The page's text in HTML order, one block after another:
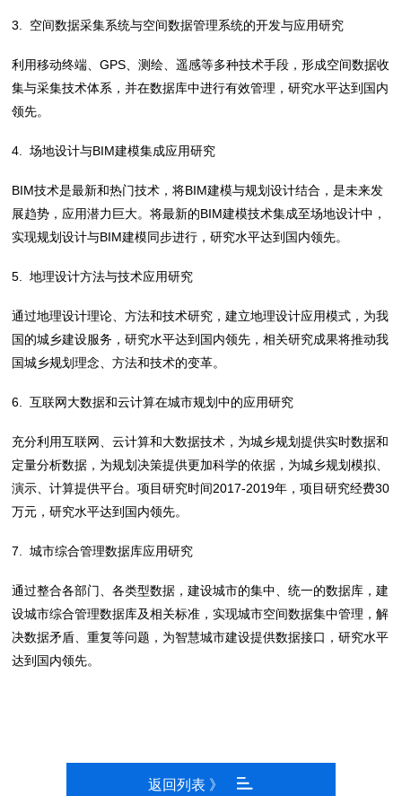
3. 空间数据采集系统与空间数据管理系统的开发与应用研究
利用移动终端、GPS、测绘、遥感等多种技术手段，形成空间数据收
集与采集技术体系，并在数据库中进行有效管理，研究水平达到国内
领先。
4. 场地设计与BIM建模集成应用研究
BIM技术是最新和热门技术，将BIM建模与规划设计结合，是未来发
展趋势，应用潜力巨大。将最新的BIM建模技术集成至场地设计中，
实现规划设计与BIM建模同步进行，研究水平达到国内领先。
5. 地理设计方法与技术应用研究
通过地理设计理论、方法和技术研究，建立地理设计应用模式，为我
国的城乡建设服务，研究水平达到国内领先，相关研究成果将推动我
国城乡规划理念、方法和技术的变革。
6. 互联网大数据和云计算在城市规划中的应用研究
充分利用互联网、云计算和大数据技术，为城乡规划提供实时数据和
定量分析数据，为规划决策提供更加科学的依据，为城乡规划模拟、
演示、计算提供平台。项目研究时间2017-2019年，项目研究经费30
万元，研究水平达到国内领先。
7. 城市综合管理数据库应用研究
通过整合各部门、各类型数据，建设城市的集中、统一的数据库，建
设城市综合管理数据库及相关标准，实现城市空间数据集中管理，解
决数据矛盾、重复等问题，为智慧城市建设提供数据接口，研究水平
达到国内领先。
返回列表 》